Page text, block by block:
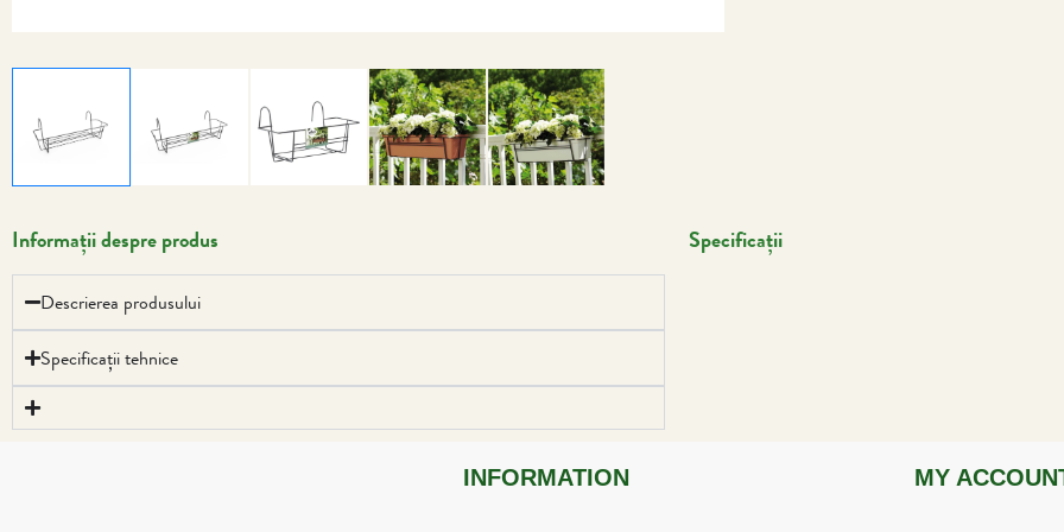
Informații despre produs
Descrierea produsului
Specificații tehnice
Specificații
INFORMATION MY